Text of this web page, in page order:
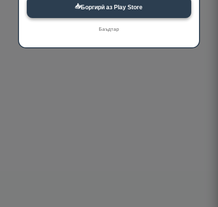
📥Боргирӣ аз Play Store
Баъдтар